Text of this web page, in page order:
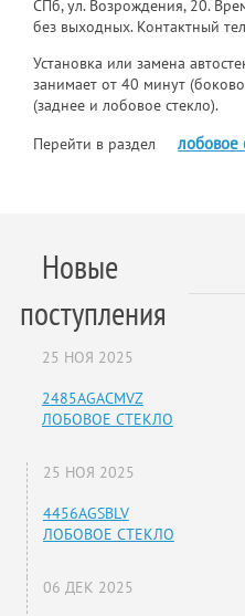
СПб, ул. Возрождения, 20.
без выходных. Контактный
Установка или замена
занимает от 40 минут
(заднее и лобовое стекло).
Перейти в раздел
лобовое
Новые
поступления
25 НОЯ 2025
2485AGACMVZ
ЛОБОВОЕ СТЕКЛО
25 НОЯ 2025
4456AGSBLV
ЛОБОВОЕ СТЕКЛО
06 ДЕК 2025